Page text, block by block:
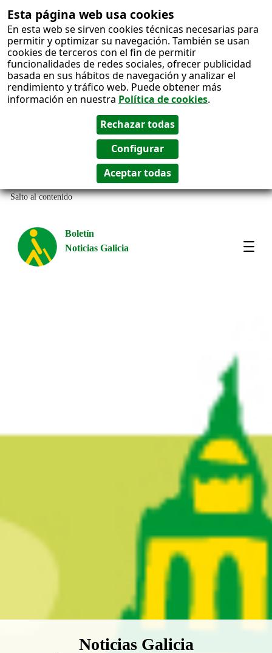
Esta página web usa cookies
En esta web se sirven cookies técnicas necesarias para
permitir y optimizar su navegación. También se usan
cookies de terceros con el fin de permitir
funcionalidades de redes sociales, ofrecer publicidad
basada en sus hábitos de navegación y analizar el
rendimiento y tráfico web. Puede obtener más
información en nuestra Política de cookies.
Salto al contenido
Boletín
Noticias Galicia
Boletín Noticias Galicia
Noticias Galicia